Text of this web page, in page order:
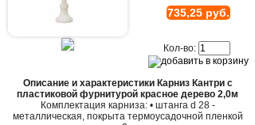
735,25 руб.
Кол-во:
Описание и характеристики Карниз Кантри с
пластиковой фурнитурой красное дерево 2,0м
Комплектация карниза: • штанга d 28 -
металлическая, покрыта термоусадочной пленкой